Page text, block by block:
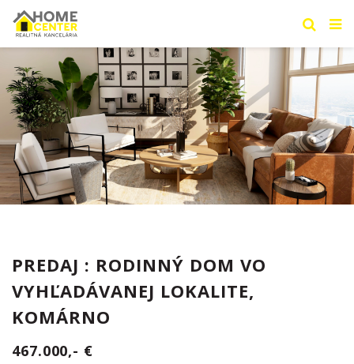
PREDAJ : RODINNÝ DOM VO
VYHĽADÁVANEJ LOKALITE,
KOMÁRNO
467.000,- €